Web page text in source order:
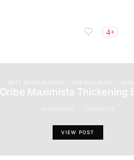
4+
MITT BADRUMSSKÅP PRESSUTSKICK
Oribe Maximista Thickening
VIEW POST